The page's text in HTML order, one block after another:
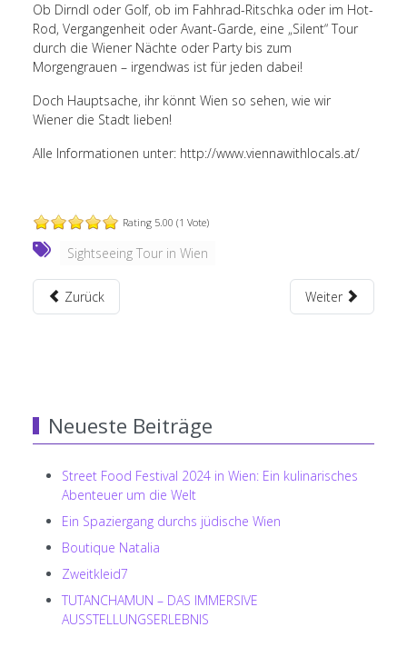
Ob Dirndl oder Golf, ob im Fahhrad-Ritschka oder im Hot-
Rod, Vergangenheit oder Avant-Garde, eine „Silent“ Tour
durch die Wiener Nächte oder Party bis zum
Morgengrauen – irgendwas ist für jeden dabei!
Doch Hauptsache, ihr könnt Wien so sehen, wie wir
Wiener die Stadt lieben!
Alle Informationen unter: http://www.viennawithlocals.at/
Rating 5.00 (1 Vote)
Sightseeing Tour in Wien
Zurück Weiter
Neueste Beiträge
Street Food Festival 2024 in Wien: Ein kulinarisches
Abenteuer um die Welt
Ein Spaziergang durchs jüdische Wien
Boutique Natalia
Zweitkleid7
TUTANCHAMUN – DAS IMMERSIVE
AUSSTELLUNGSERLEBNIS